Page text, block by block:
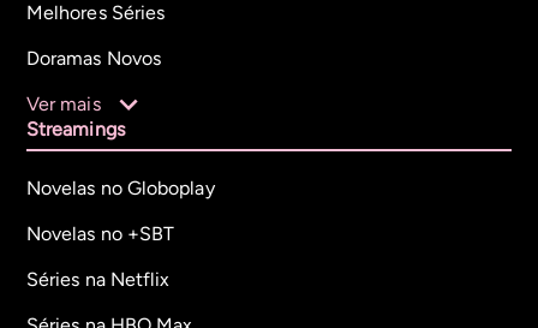
Melhores Séries
Doramas Novos
Ver mais
Streamings
Novelas no Globoplay
Novelas no +SBT
Séries na Netflix